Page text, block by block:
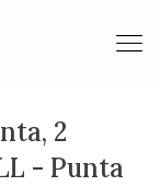
2
- Punta